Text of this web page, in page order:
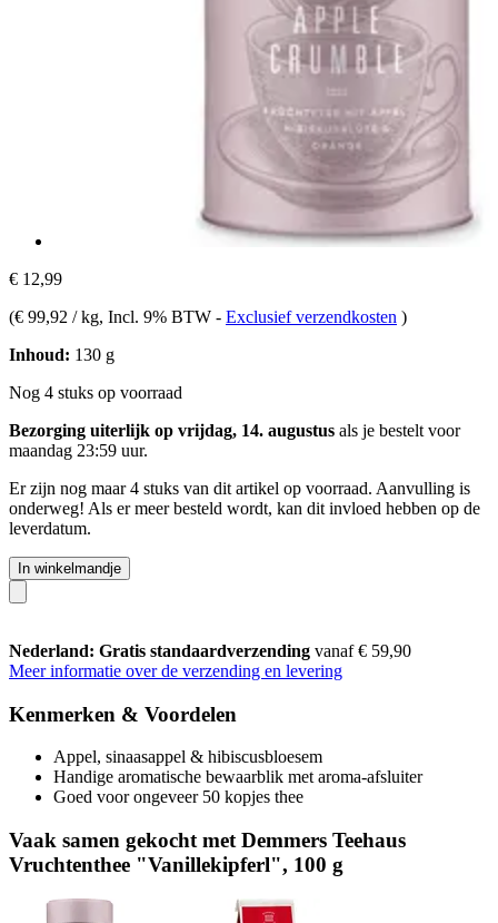
€ 12,99
(€ 99,92 / kg, Incl. 9% BTW - Exclusief verzendkosten )
Inhoud: 130 g
Nog 4 stuks op voorraad
Bezorging uiterlijk op vrijdag, 14. augustus als je bestelt voor
maandag 23:59 uur.
Er zijn nog maar 4 stuks van dit artikel op voorraad. Aanvulling is
onderweg! Als er meer besteld wordt, kan dit invloed hebben op de
leverdatum.
In winkelmandje
Nederland: Gratis standaardverzending vanaf € 59,90
Meer informatie over de verzending en levering
Kenmerken & Voordelen
Appel, sinaasappel & hibiscusbloesem
Handige aromatische bewaarblik met aroma-afsluiter
Goed voor ongeveer 50 kopjes thee
Vaak samen gekocht met Demmers Teehaus
Vruchtenthee "Vanillekipferl", 100 g